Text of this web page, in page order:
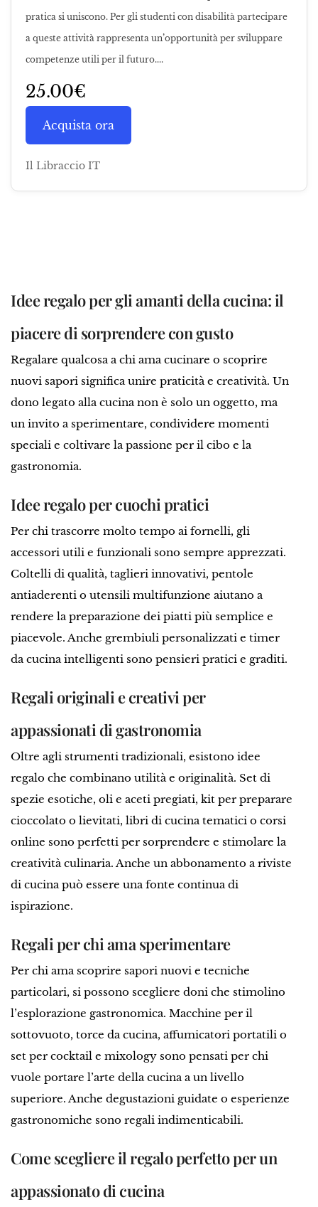
pratica si uniscono. Per gli studenti con disabilità partecipare
a queste attività rappresenta un’opportunità per sviluppare
competenze utili per il futuro....
25.00€
Acquista ora
Il Libraccio IT
Idee regalo per gli amanti della cucina: il
piacere di sorprendere con gusto
Regalare qualcosa a chi ama cucinare o scoprire
nuovi sapori significa unire praticità e creatività. Un
dono legato alla cucina non è solo un oggetto, ma
un invito a sperimentare, condividere momenti
speciali e coltivare la passione per il cibo e la
gastronomia.
Idee regalo per cuochi pratici
Per chi trascorre molto tempo ai fornelli, gli
accessori utili e funzionali sono sempre apprezzati.
Coltelli di qualità, taglieri innovativi, pentole
antiaderenti o utensili multifunzione aiutano a
rendere la preparazione dei piatti più semplice e
piacevole. Anche grembiuli personalizzati e timer
da cucina intelligenti sono pensieri pratici e graditi.
Regali originali e creativi per
appassionati di gastronomia
Oltre agli strumenti tradizionali, esistono idee
regalo che combinano utilità e originalità. Set di
spezie esotiche, oli e aceti pregiati, kit per preparare
cioccolato o lievitati, libri di cucina tematici o corsi
online sono perfetti per sorprendere e stimolare la
creatività culinaria. Anche un abbonamento a riviste
di cucina può essere una fonte continua di
ispirazione.
Regali per chi ama sperimentare
Per chi ama scoprire sapori nuovi e tecniche
particolari, si possono scegliere doni che stimolino
l’esplorazione gastronomica. Macchine per il
sottovuoto, torce da cucina, affumicatori portatili o
set per cocktail e mixology sono pensati per chi
vuole portare l’arte della cucina a un livello
superiore. Anche degustazioni guidate o esperienze
gastronomiche sono regali indimenticabili.
Come scegliere il regalo perfetto per un
appassionato di cucina